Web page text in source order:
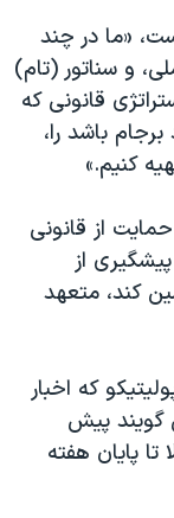
«ما در چند
و سناتور (تام)
قانونی که
باشد را،
کنیم.»
از قانونی
از
کند، متعهد
که اخبار
پیش
پایان هفته